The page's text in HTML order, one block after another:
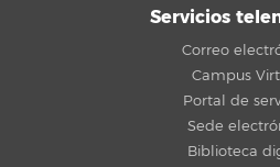
Servicios
Correo
Campus
Portal de
Sede
Biblioteca